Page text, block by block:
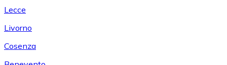
Lecce
Livorno
Cosenza